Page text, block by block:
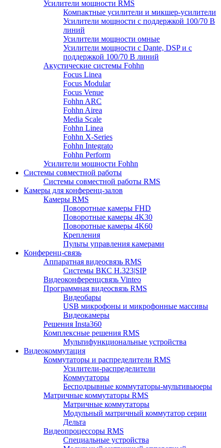
Усилители мощности RMS
Компактные усилители и микшер-усилители
Усилители мощности с поддержкой 100/70 В
линий
Усилители мощности омные
Усилители мощности с Dante, DSP и с
поддержкой 100/70 В линий
Акустические системы Fohhn
Focus Linea
Focus Modular
Focus Venue
Fohhn ARC
Fohhn Airea
Media Scale
Fohhn Linea
Fohhn X-Series
Fohhn Integrato
Fohhn Perform
Усилители мощности Fohhn
Системы совместной работы
Системы совместной работы RMS
Камеры для конференц-залов
Камеры RMS
Поворотные камеры FHD
Поворотные камеры 4K30
Поворотные камеры 4K60
Крепления
Пульты управления камерами
Конференц-связь
Аппаратная видеосвязь RMS
Системы ВКС H.323|SIP
Видеоконференцсвязь Vinteo
Программная видеосвязь RMS
Видеобары
USB микрофоны и микрофонные массивы
Видеокамеры
Решения Insta360
Комплексные решения RMS
Мультифункциональные устройства
Видеокоммутация
Коммутаторы и распределители RMS
Усилители-распределители
Коммутаторы
Бесподрывные коммутаторы-мультивьюеры
Матричные коммутаторы RMS
Матричные коммутаторы
Модульный матричный коммутатор серии
Дельта
Видеопроцессоры RMS
Специальные устройства